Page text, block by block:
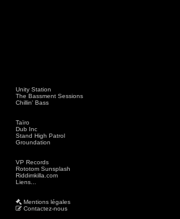
Unity Station
The Bassment Sessions
Chillin' Bass
Taïro
Dub Inc
Stand High Patrol
Groundation
VP Records
Rototom Sunsplash
Riddimkilla.com
Liens...
Mentions légales
Contactez-nous